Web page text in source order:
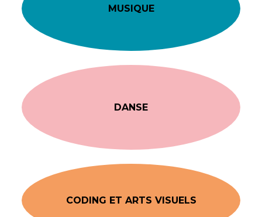
MUSIQUE
DANSE
CODING ET ARTS VISUELS